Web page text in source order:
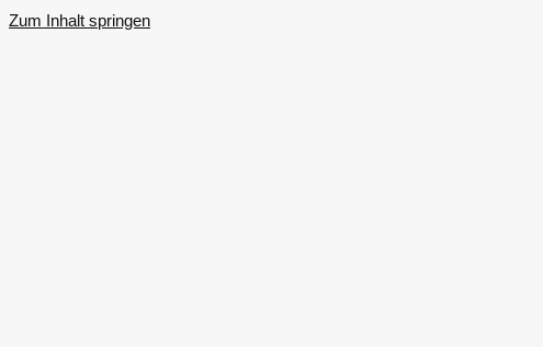
Zum Inhalt springen